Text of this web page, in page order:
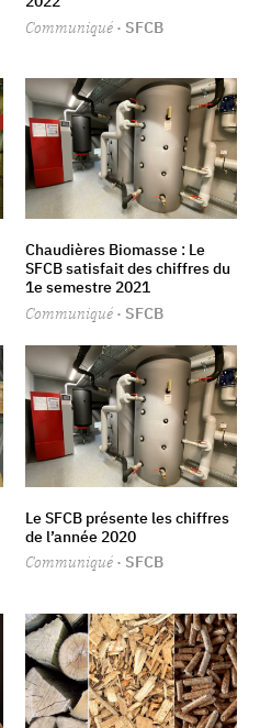
Communiqué · SFCB
Chaudières Biomasse : Le
SFCB satisfait des chiffres du
1e semestre 2021
Communiqué · SFCB
Le SFCB présente les chiffres
de l’année 2020
Communiqué · SFCB